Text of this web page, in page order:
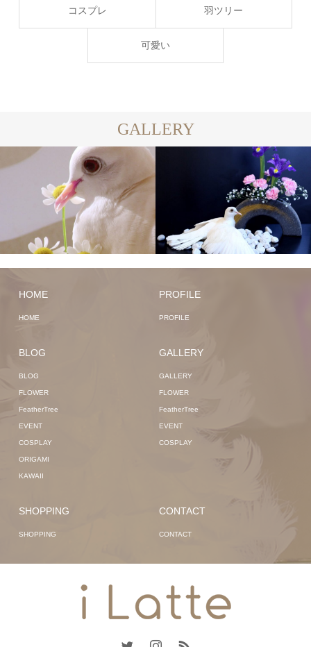
コスプレ 羽ツリー
可愛い
GALLERY
HOME
HOME
PROFILE
PROFILE
BLOG
BLOG
FLOWER
FeatherTree
EVENT
COSPLAY
ORIGAMI
KAWAII
GALLERY
GALLERY
FLOWER
FeatherTree
EVENT
COSPLAY
SHOPPING
SHOPPING
CONTACT
CONTACT